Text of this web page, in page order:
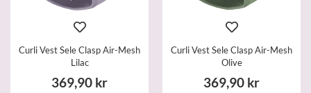
Curli Vest Sele Clasp Air-Mesh
Lilac
369,90 kr
Curli Vest Sele Clasp Air-Mesh
Olive
369,90 kr